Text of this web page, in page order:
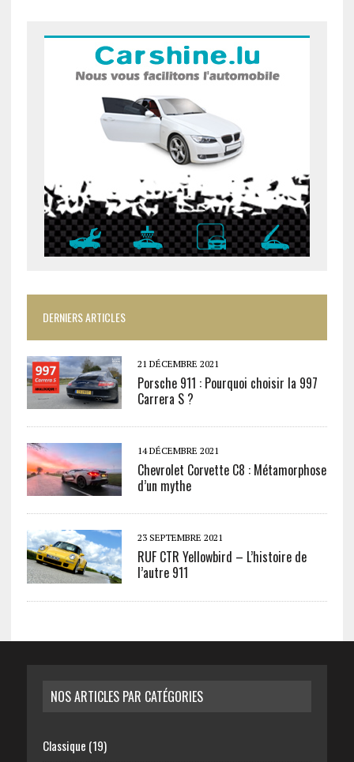
DERNIERS ARTICLES
21 DÉCEMBRE 2021
Porsche 911 : Pourquoi choisir la 997
Carrera S ?
14 DÉCEMBRE 2021
Chevrolet Corvette C8 : Métamorphose
d’un mythe
23 SEPTEMBRE 2021
RUF CTR Yellowbird – L’histoire de
l’autre 911
NOS ARTICLES PAR CATÉGORIES
Classique (19)